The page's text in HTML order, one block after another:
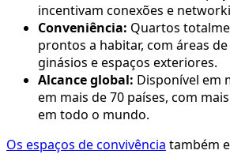
incentivam conexões e
Conveniência: Quartos
prontos a habitar, com áreas
ginásios e espaços exteriores.
Alcance global: Disponível em
em mais de 70 países, com
em todo o mundo.
Os espaços de convivência também